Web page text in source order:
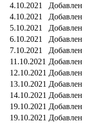
4.10.2021
Добавлен
4.10.2021
Добавлен
5.10.2021
Добавлен
6.10.2021
Добавлен
7.10.2021
Добавлен
11.10.2021 Добавлен
12.10.2021 Добавлен
13.10.2021 Добавлен
14.10.2021 Добавлен
19.10.2021 Добавлен
19.10.2021 Добавлен